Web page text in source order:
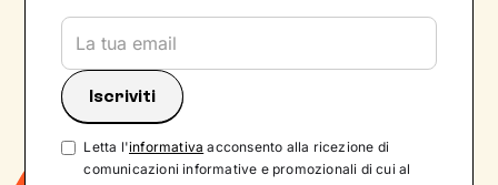
Letta l'informativa acconsento alla ricezione di
comunicazioni informative e promozionali di cui al